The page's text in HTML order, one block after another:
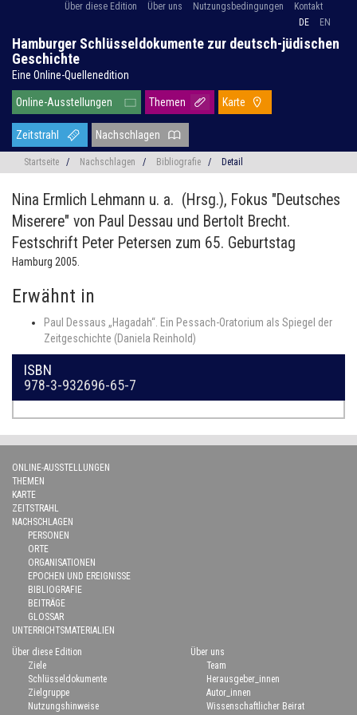
Über diese Edition Über uns Nutzungsbedingungen
Kontakt
DE
EN
Hamburger Schlüsseldokumente zur deutsch-jüdischen
Geschichte
Eine Online-Quellenedition
Online-Ausstellungen Themen Karte
Zeitstrahl Nachschlagen
Startseite / Nachschlagen / Bibliografie / Detail
Nina Ermlich Lehmann u. a. (Hrsg.), Fokus "Deutsches
Miserere" von Paul Dessau und Bertolt Brecht.
Festschrift Peter Petersen zum 65. Geburtstag
Hamburg 2005.
Erwähnt in
Paul Dessaus „Hagadah“. Ein Pessach-Oratorium als Spiegel der
Zeitgeschichte (Daniela Reinhold)
ISBN
978-3-932696-65-7
ONLINE-AUSSTELLUNGEN
THEMEN
KARTE
ZEITSTRAHL
NACHSCHLAGEN
PERSONEN
ORTE
ORGANISATIONEN
EPOCHEN UND EREIGNISSE
BIBLIOGRAFIE
BEITRÄGE
GLOSSAR
UNTERRICHTSMATERIALIEN
Über diese Edition
Ziele
Schlüsseldokumente
Zielgruppe
Nutzungshinweise
Über uns
Team
Herausgeber_innen
Autor_innen
Wissenschaftlicher Beirat